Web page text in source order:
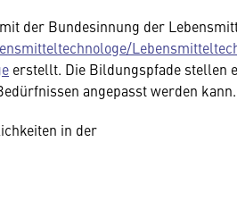
der Bundesinnung der
erstellt. Die Bildungspfade stellen
angepasst werden kann.
in der